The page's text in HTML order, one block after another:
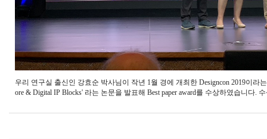
우리 연구실 출신인 강효순 박사님이 작년 1월 경에 개최한 Designcon 2019이라
ore & Digital IP Blocks' 라는 논문을 발표해 Best paper award를 수상하였습니다.